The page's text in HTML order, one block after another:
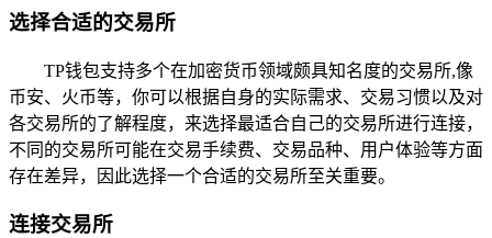
选择合适的交易所
TP钱包支持多个在加密货币领域颇具知名度的交易所,像
币安、火币等，你可以根据自身的实际需求、交易习惯以及对
各交易所的了解程度，来选择最适合自己的交易所进行连接，
不同的交易所可能在交易手续费、交易品种、用户体验等方面
存在差异，因此选择一个合适的交易所至关重要。
连接交易所